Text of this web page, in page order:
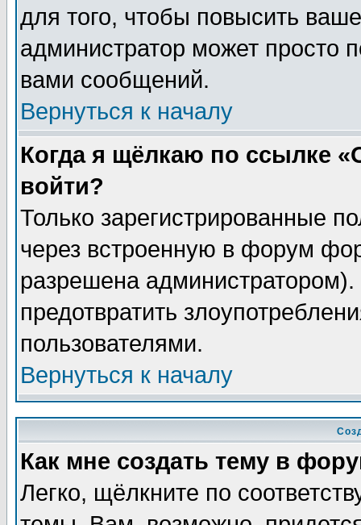
для того, чтобы повысить
администратор может просто
вами сообщений.
Вернуться к началу
Когда я щёлкаю по ссылке
войти?
Только зарегистрированные
через встроенную в форум
разрешена
предотвратить
пользователями.
Вернуться к началу
Как мне создать тему в
Легко, щёлкните по